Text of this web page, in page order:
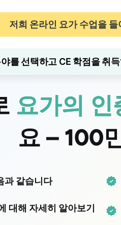
저희 온라인 요가 수업을
를 선택하고 CE 학점을 취
요가의 인
요 – 100
과 같습니다
대해 자세히 알아보기